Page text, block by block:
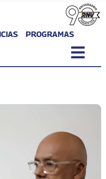
PROGRAMAS